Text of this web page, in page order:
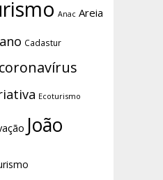
Anac Areia
Cadastur
coronavírus
Ecoturismo
João